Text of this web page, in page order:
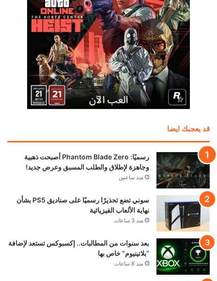
قد يعجبك ايضا
رسميًا: Phantom Blade Zero أصبحت ذهبية
وجاهزة لإطلاق والطلب المسبق وعرض جديد!
منذ ساعتين
سوني تضع تحذيرًا رسميًا على صناديق PS5 بشأن
نهاية الألعاب الفيزيائية
منذ 3 ساعات
بعد سنوات من المطالبات.. إكسبوكس تستعد لإضافة
“بلاتينيوم” خاص بها
منذ 8 ساعات